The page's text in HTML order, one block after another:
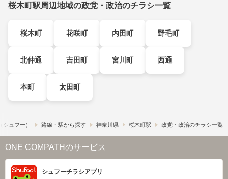
桜木町駅周辺地域の政党・政治のチラシ一覧
桜木町 花咲町 内田町 野毛町
北仲通 吉田町 宮川町 西通
本町 太田町
ュフー） 路線・駅から探す 神奈川県 桜木町駅 政党・政治のチラシ一覧
ONE COMPATHのサービス
シュフーチラシアプリ